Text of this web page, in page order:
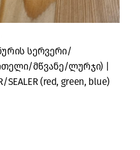
სერვერი/
მწვანე/ლურჯი) |
SEALER (red, green, blue)